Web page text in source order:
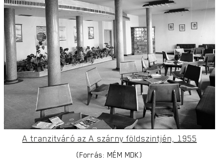
A tranzitváró az A szárny földszintjén, 1955
(Forrás: MÉM MDK)